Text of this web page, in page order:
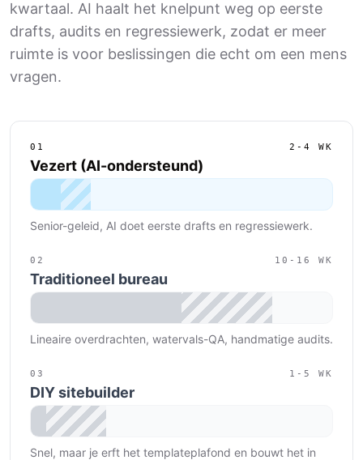
kwartaal. AI haalt het knelpunt weg op eerste
drafts, audits en regressiewerk, zodat er meer
ruimte is voor beslissingen die echt om een mens
vragen.
01 2-4 WK
Vezert (AI-ondersteund)
Vezert (AI-ondersteund)
Senior-geleid, AI doet eerste drafts en regressiewerk.
02 10-16 WK
Traditioneel bureau
Traditioneel bureau 10-16weeks
Lineaire overdrachten, watervals-QA, handmatige audits.
03 1-5 WK
DIY sitebuilder
DIY sitebuilder
Snel, maar je erft het templateplafond en bouwt het in